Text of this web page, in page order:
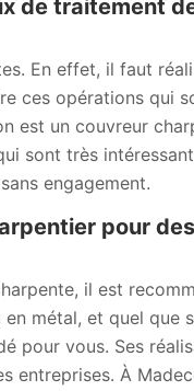
de traitement
En effet, il faut
ces opérations qui
est un couvreur
sont très
engagement.
pour
il est
métal, et quel que
pour vous. Ses
entreprises. À